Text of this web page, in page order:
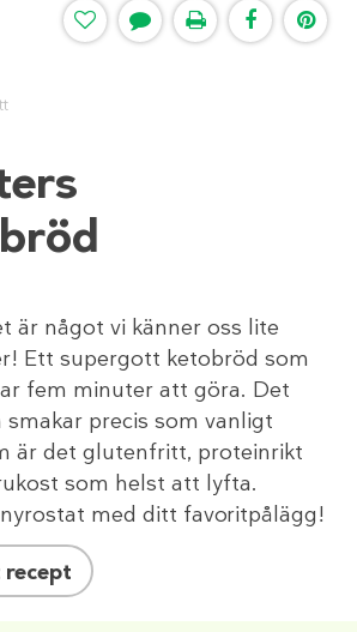
är något vi känner oss lite
Ett supergott ketobröd som
fem minuter att göra. Det
smakar precis som vanligt
är det glutenfritt, proteinrikt
som helst att lyfta.
med ditt favoritpålägg!